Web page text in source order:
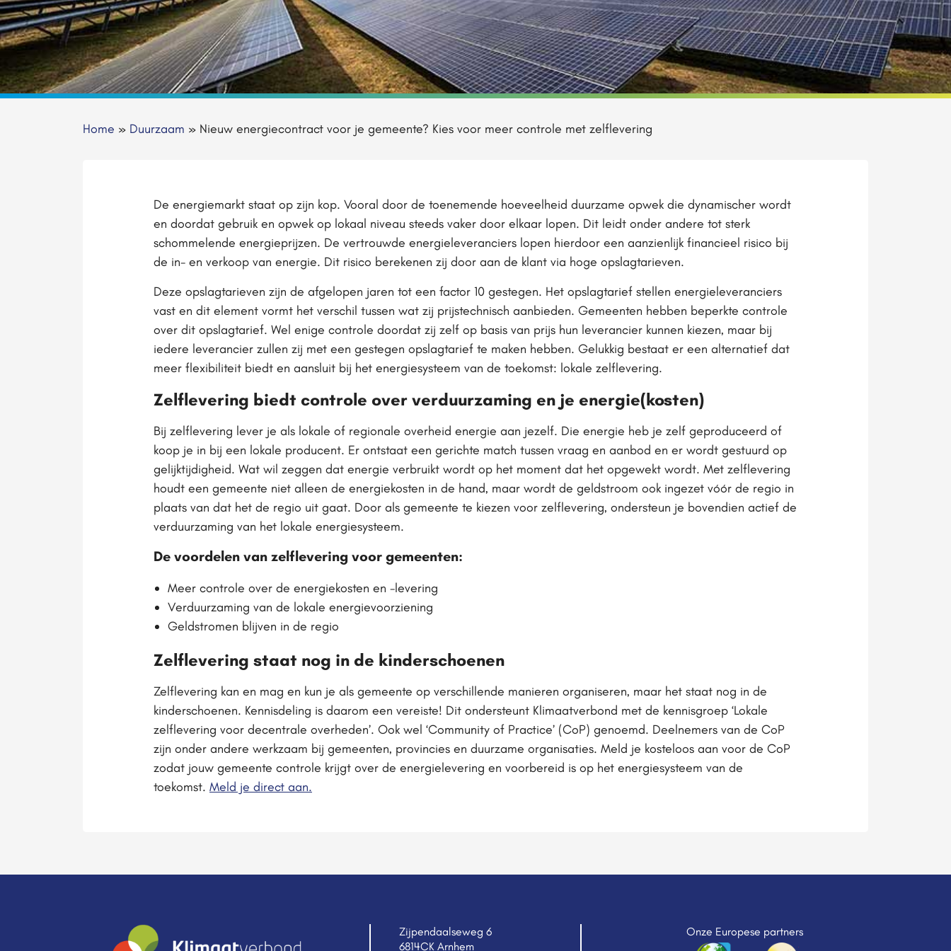
Home » Duurzaam » Nieuw energiecontract voor je gemeente? Kies voor meer controle met zelflevering
De energiemarkt staat op zijn kop. Vooral door de toenemende hoeveelheid duurzame opwek die dynamischer wordt
en doordat gebruik en opwek op lokaal niveau steeds vaker door elkaar lopen. Dit leidt onder andere tot sterk
schommelende energieprijzen. De vertrouwde energieleveranciers lopen hierdoor een aanzienlijk financieel risico bij
de in- en verkoop van energie. Dit risico berekenen zij door aan de klant via hoge opslagtarieven.
Deze opslagtarieven zijn de afgelopen jaren tot een factor 10 gestegen. Het opslagtarief stellen energieleveranciers
vast en dit element vormt het verschil tussen wat zij prijstechnisch aanbieden. Gemeenten hebben beperkte controle
over dit opslagtarief. Wel enige controle doordat zij zelf op basis van prijs hun leverancier kunnen kiezen, maar bij
iedere leverancier zullen zij met een gestegen opslagtarief te maken hebben. Gelukkig bestaat er een alternatief dat
meer flexibiliteit biedt en aansluit bij het energiesysteem van de toekomst: lokale zelflevering.
Zelflevering biedt controle over verduurzaming en je energie(kosten)
Bij zelflevering lever je als lokale of regionale overheid energie aan jezelf. Die energie heb je zelf geproduceerd of
koop je in bij een lokale producent. Er ontstaat een gerichte match tussen vraag en aanbod en er wordt gestuurd op
gelijktijdigheid. Wat wil zeggen dat energie verbruikt wordt op het moment dat het opgewekt wordt. Met zelflevering
houdt een gemeente niet alleen de energiekosten in de hand, maar wordt de geldstroom ook ingezet vóór de regio in
plaats van dat het de regio uit gaat. Door als gemeente te kiezen voor zelflevering, ondersteun je bovendien actief de
verduurzaming van het lokale energiesysteem.
De voordelen van zelflevering voor gemeenten:
Meer controle over de energiekosten en -levering
Verduurzaming van de lokale energievoorziening
Geldstromen blijven in de regio
Zelflevering staat nog in de kinderschoenen
Zelflevering kan en mag en kun je als gemeente op verschillende manieren organiseren, maar het staat nog in de
kinderschoenen. Kennisdeling is daarom een vereiste! Dit ondersteunt Klimaatverbond met de kennisgroep ‘Lokale
zelflevering voor decentrale overheden’. Ook wel ‘Community of Practice’ (CoP) genoemd. Deelnemers van de CoP
zijn onder andere werkzaam bij gemeenten, provincies en duurzame organisaties. Meld je kosteloos aan voor de CoP
zodat jouw gemeente controle krijgt over de energielevering en voorbereid is op het energiesysteem van de
toekomst. Meld je direct aan.
Zijpendaalseweg 6
6814CK Arnhem
Onze Europese partners